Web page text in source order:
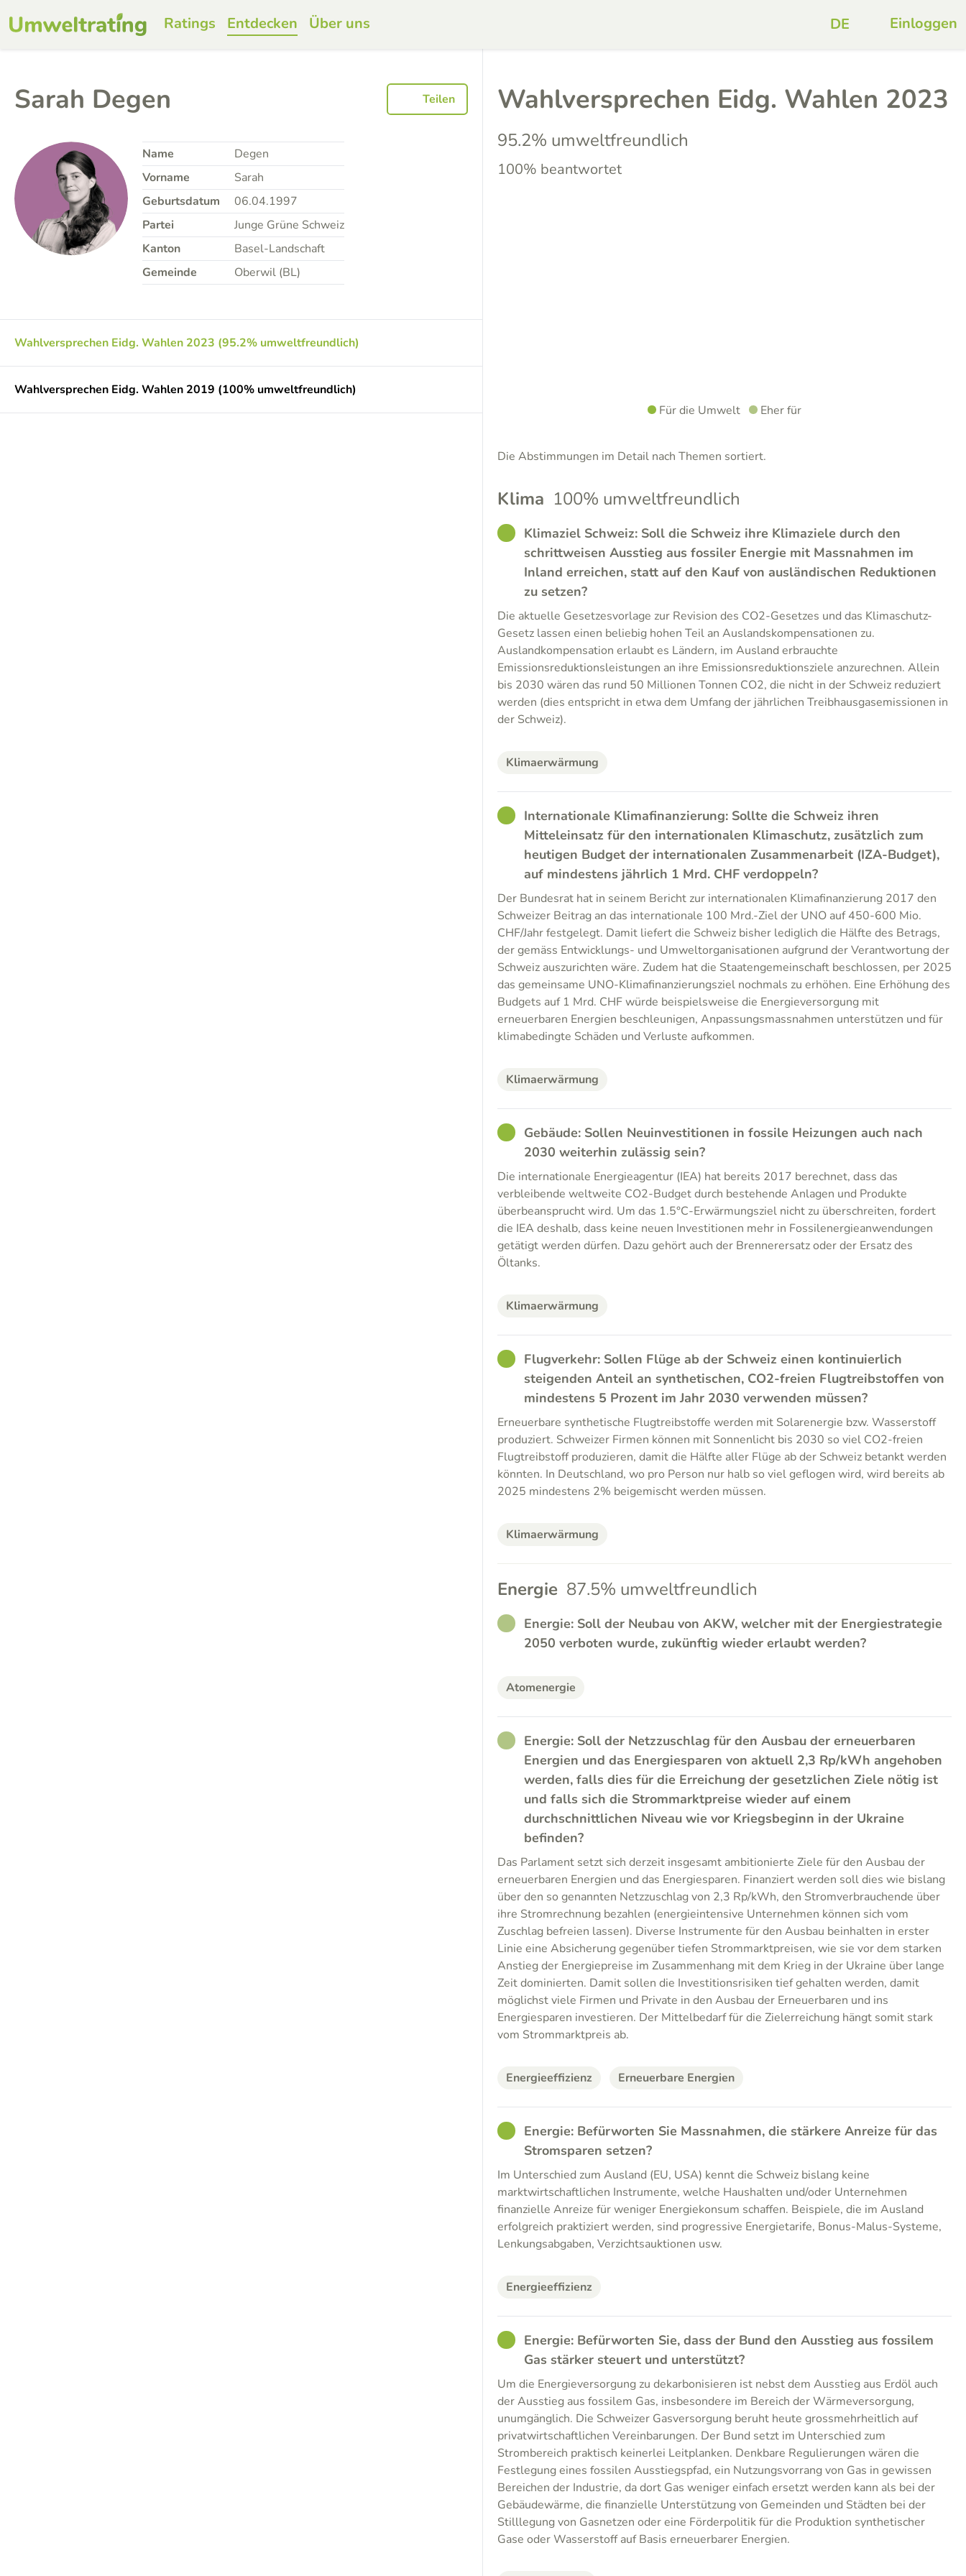
Ratings Entdecken Über uns Einloggen
Sarah Degen Teilen
Name
Degen
Vorname
Sarah
Geburtsdatum
06.04.1997
Partei
Junge Grüne Schweiz
Kanton
Basel-Landschaft
Gemeinde
Oberwil (BL)
Wahlversprechen Eidg. Wahlen 2023 (95.2% umweltfreundlich)
Wahlversprechen Eidg. Wahlen 2019 (100% umweltfreundlich)
Wahlversprechen Eidg. Wahlen 2023
95.2% umweltfreundlich
100% beantwortet
Für die Umwelt Eher für
Die Abstimmungen im Detail nach Themen sortiert.
Klima 100% umweltfreundlich
GOODKlimaziel Schweiz: Soll die Schweiz ihre Klimaziele durch den
schrittweisen Ausstieg aus fossiler Energie mit Massnahmen im
Inland erreichen, statt auf den Kauf von ausländischen Reduktionen
zu setzen?
Die aktuelle Gesetzesvorlage zur Revision des CO2-Gesetzes und das Klimaschutz-
Gesetz lassen einen beliebig hohen Teil an Auslandskompensationen zu.
Auslandkompensation erlaubt es Ländern, im Ausland erbrauchte
Emissionsreduktionsleistungen an ihre Emissionsreduktionsziele anzurechnen. Allein
bis 2030 wären das rund 50 Millionen Tonnen CO2, die nicht in der Schweiz reduziert
werden (dies entspricht in etwa dem Umfang der jährlichen Treibhausgasemissionen in
der Schweiz).
Klimaerwärmung
GOODInternationale Klimafinanzierung: Sollte die Schweiz ihren
Mitteleinsatz für den internationalen Klimaschutz, zusätzlich zum
heutigen Budget der internationalen Zusammenarbeit (IZA-Budget),
auf mindestens jährlich 1 Mrd. CHF verdoppeln?
Der Bundesrat hat in seinem Bericht zur internationalen Klimafinanzierung 2017 den
Schweizer Beitrag an das internationale 100 Mrd.-Ziel der UNO auf 450-600 Mio.
CHF/Jahr festgelegt. Damit liefert die Schweiz bisher lediglich die Hälfte des Betrags,
der gemäss Entwicklungs- und Umweltorganisationen aufgrund der Verantwortung der
Schweiz auszurichten wäre. Zudem hat die Staatengemeinschaft beschlossen, per 2025
das gemeinsame UNO-Klimafinanzierungsziel nochmals zu erhöhen. Eine Erhöhung des
Budgets auf 1 Mrd. CHF würde beispielsweise die Energieversorgung mit
erneuerbaren Energien beschleunigen, Anpassungsmassnahmen unterstützen und für
klimabedingte Schäden und Verluste aufkommen.
Klimaerwärmung
GOODGebäude: Sollen Neuinvestitionen in fossile Heizungen auch nach
2030 weiterhin zulässig sein?
Die internationale Energieagentur (IEA) hat bereits 2017 berechnet, dass das
verbleibende weltweite CO2-Budget durch bestehende Anlagen und Produkte
überbeansprucht wird. Um das 1.5°C-Erwärmungsziel nicht zu überschreiten, fordert
die IEA deshalb, dass keine neuen Investitionen mehr in Fossilenergieanwendungen
getätigt werden dürfen. Dazu gehört auch der Brennerersatz oder der Ersatz des
Öltanks.
Klimaerwärmung
GOODFlugverkehr: Sollen Flüge ab der Schweiz einen kontinuierlich
steigenden Anteil an synthetischen, CO2-freien Flugtreibstoffen von
mindestens 5 Prozent im Jahr 2030 verwenden müssen?
Erneuerbare synthetische Flugtreibstoffe werden mit Solarenergie bzw. Wasserstoff
produziert. Schweizer Firmen können mit Sonnenlicht bis 2030 so viel CO2-freien
Flugtreibstoff produzieren, damit die Hälfte aller Flüge ab der Schweiz betankt werden
könnten. In Deutschland, wo pro Person nur halb so viel geflogen wird, wird bereits ab
2025 mindestens 2% beigemischt werden müssen.
Klimaerwärmung
Energie 87.5% umweltfreundlich
RATHER_GOOD
Energie: Soll der Neubau von AKW, welcher mit der Energiestrategie
2050 verboten wurde, zukünftig wieder erlaubt werden?
Atomenergie
RATHER_GOOD
Energie: Soll der Netzzuschlag für den Ausbau der erneuerbaren
Energien und das Energiesparen von aktuell 2,3 Rp/kWh angehoben
werden, falls dies für die Erreichung der gesetzlichen Ziele nötig ist
und falls sich die Strommarktpreise wieder auf einem
durchschnittlichen Niveau wie vor Kriegsbeginn in der Ukraine
befinden?
Das Parlament setzt sich derzeit insgesamt ambitionierte Ziele für den Ausbau der
erneuerbaren Energien und das Energiesparen. Finanziert werden soll dies wie bislang
über den so genannten Netzzuschlag von 2,3 Rp/kWh, den Stromverbrauchende über
ihre Stromrechnung bezahlen (energieintensive Unternehmen können sich vom
Zuschlag befreien lassen). Diverse Instrumente für den Ausbau beinhalten in erster
Linie eine Absicherung gegenüber tiefen Strommarktpreisen, wie sie vor dem starken
Anstieg der Energiepreise im Zusammenhang mit dem Krieg in der Ukraine über lange
Zeit dominierten. Damit sollen die Investitionsrisiken tief gehalten werden, damit
möglichst viele Firmen und Private in den Ausbau der Erneuerbaren und ins
Energiesparen investieren. Der Mittelbedarf für die Zielerreichung hängt somit stark
vom Strommarktpreis ab.
Energieeffizienz Erneuerbare Energien
GOODEnergie: Befürworten Sie Massnahmen, die stärkere Anreize für das
Stromsparen setzen?
Im Unterschied zum Ausland (EU, USA) kennt die Schweiz bislang keine
marktwirtschaftlichen Instrumente, welche Haushalten und/oder Unternehmen
finanzielle Anreize für weniger Energiekonsum schaffen. Beispiele, die im Ausland
erfolgreich praktiziert werden, sind progressive Energietarife, Bonus-Malus-Systeme,
Lenkungsabgaben, Verzichtsauktionen usw.
Energieeffizienz
GOODEnergie: Befürworten Sie, dass der Bund den Ausstieg aus fossilem
Gas stärker steuert und unterstützt?
Um die Energieversorgung zu dekarbonisieren ist nebst dem Ausstieg aus Erdöl auch
der Ausstieg aus fossilem Gas, insbesondere im Bereich der Wärmeversorgung,
unumgänglich. Die Schweizer Gasversorgung beruht heute grossmehrheitlich auf
privatwirtschaftlichen Vereinbarungen. Der Bund setzt im Unterschied zum
Strombereich praktisch keinerlei Leitplanken. Denkbare Regulierungen wären die
Festlegung eines fossilen Ausstiegspfad, ein Nutzungsvorrang von Gas in gewissen
Bereichen der Industrie, da dort Gas weniger einfach ersetzt werden kann als bei der
Gebäudewärme, die finanzielle Unterstützung von Gemeinden und Städten bei der
Stilllegung von Gasnetzen oder eine Förderpolitik für die Produktion synthetischer
Gase oder Wasserstoff auf Basis erneuerbarer Energien.